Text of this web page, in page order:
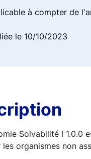
à compter de
le 10/10/2023
Solvabilité I 1.0.0
les organismes non